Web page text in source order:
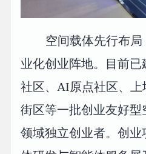
空间载体先行布
业化创业阵地。目前
社区、AI原点社区、上
街区等一批创业友好
领域独立创业者。创